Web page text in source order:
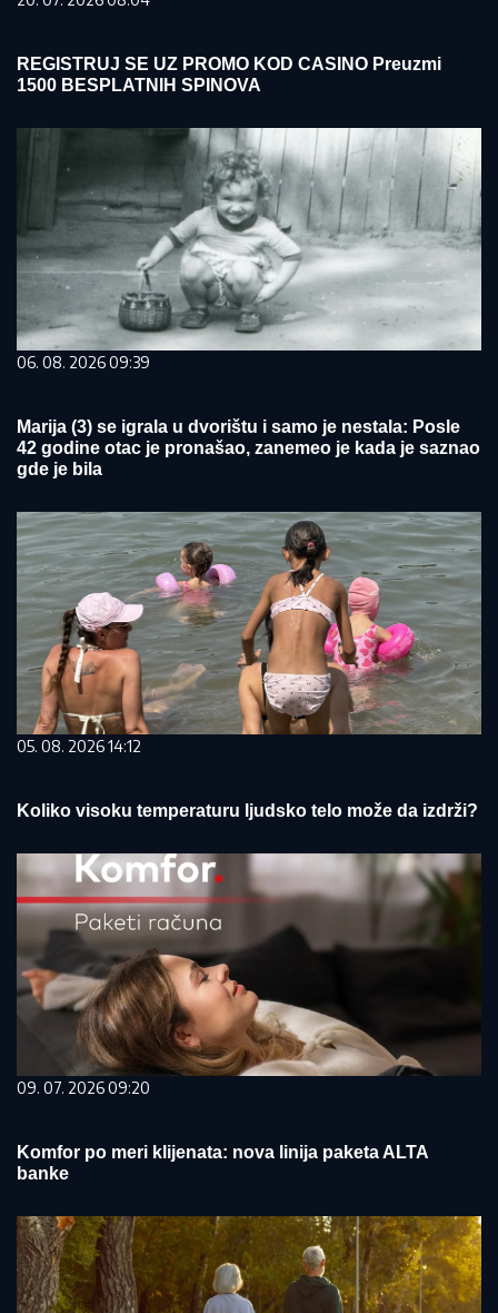
REGISTRUJ SE UZ PROMO KOD CASINO Preuzmi
1500 BESPLATNIH SPINOVA
06. 08. 2026 09:39
Marija (3) se igrala u dvorištu i samo je nestala: Posle
42 godine otac je pronašao, zanemeo je kada je saznao
gde je bila
05. 08. 2026 14:12
Koliko visoku temperaturu ljudsko telo može da izdrži?
09. 07. 2026 09:20
Komfor po meri klijenata: nova linija paketa ALTA
banke